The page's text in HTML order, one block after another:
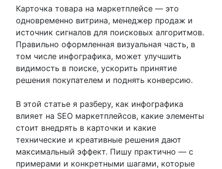
Карточка товара на маркетплейсе — это
одновременно витрина, менеджер продаж и
источник сигналов для поисковых алгоритмов.
Правильно оформленная визуальная часть, в
том числе инфографика, может улучшить
видимость в поиске, ускорить принятие
решения покупателем и поднять конверсию.
В этой статье я разберу, как инфографика
влияет на SEO маркетплейсов, какие элементы
стоит внедрять в карточки и какие
технические и креативные решения дают
максимальный эффект. Пишу практично — с
примерами и конкретными шагами, которые